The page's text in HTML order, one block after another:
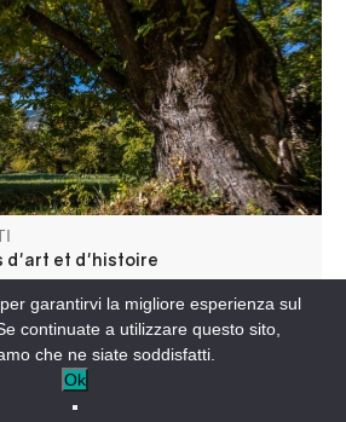
de châtaigne.
d'art et d'histoire
garantirvi la migliore esperienza sul
continuate a utilizzare questo sito,
che ne siate soddisfatti.
Ok